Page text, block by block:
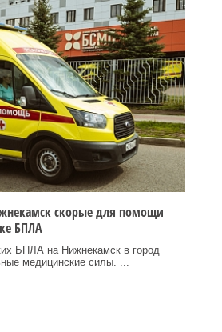
скорые для помощи
БПЛА
БПЛА на Нижнекамск в город
медицинские силы. ...